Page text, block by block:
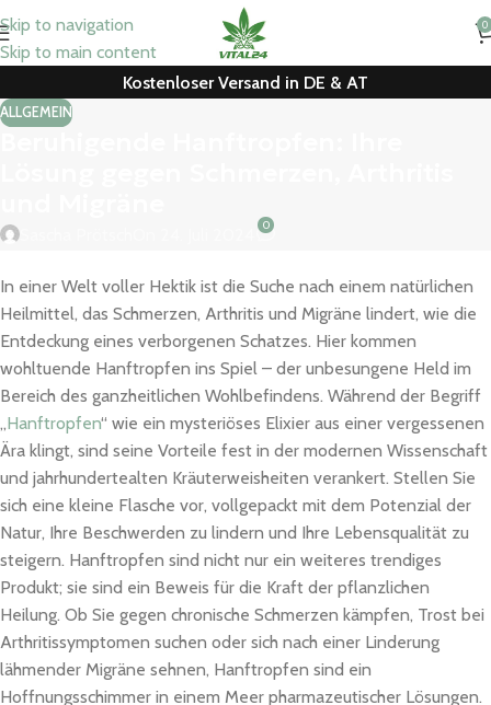
Skip to navigation
Skip to main content
0
Kostenloser Versand in DE & AT
ALLGEMEIN
0
In einer Welt voller Hektik ist die Suche nach einem natürlichen
Heilmittel, das Schmerzen, Arthritis und Migräne lindert, wie die
Entdeckung eines verborgenen Schatzes. Hier kommen
wohltuende Hanftropfen ins Spiel – der unbesungene Held im
Bereich des ganzheitlichen Wohlbefindens. Während der Begriff
„Hanftropfen“ wie ein mysteriöses Elixier aus einer vergessenen
Ära klingt, sind seine Vorteile fest in der modernen Wissenschaft
und jahrhundertealten Kräuterweisheiten verankert. Stellen Sie
sich eine kleine Flasche vor, vollgepackt mit dem Potenzial der
Natur, Ihre Beschwerden zu lindern und Ihre Lebensqualität zu
steigern. Hanftropfen sind nicht nur ein weiteres trendiges
Produkt; sie sind ein Beweis für die Kraft der pflanzlichen
Heilung. Ob Sie gegen chronische Schmerzen kämpfen, Trost bei
Arthritissymptomen suchen oder sich nach einer Linderung
lähmender Migräne sehnen, Hanftropfen sind ein
Hoffnungsschimmer in einem Meer pharmazeutischer Lösungen.